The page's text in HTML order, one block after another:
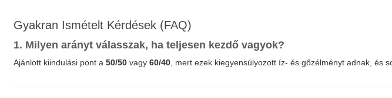
Gyakran Ismételt Kérdések (FAQ)
1. Milyen arányt válasszak, ha teljesen kezdő vagyok?
Ajánlott kiindulási pont a50/50 vagy60/40 , mert ezek kiegyensúlyozott íz- és gőzélményt adnak, és